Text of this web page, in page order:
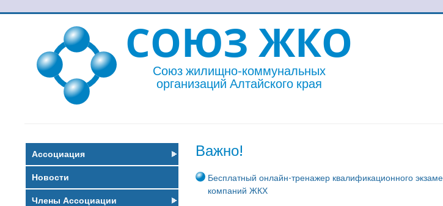
СОЮЗ ЖКО
Союз жилищно-коммунальных
организаций Алтайского края
Ассоциация
Новости
Члены Ассоциации
Важно!
Бесплатный онлайн-тренажер квалификационного
компаний ЖКХ